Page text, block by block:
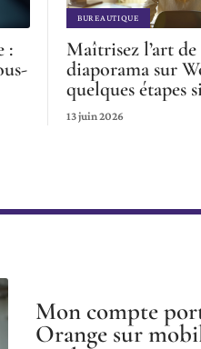
:
BUREAUTIQUE
Maîtrisez l’art
diaporama sur
quelques étapes
13 juin 2026
Mon compte
Orange sur